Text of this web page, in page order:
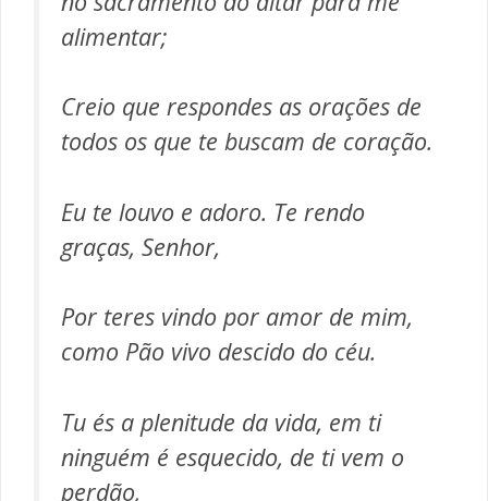
alimentar;
Creio que respondes as orações de
todos os que te buscam de coração.
Eu te louvo e adoro. Te rendo
graças, Senhor,
Por teres vindo por amor de mim,
como Pão vivo descido do céu.
Tu és a plenitude da vida, em ti
ninguém é esquecido, de ti vem o
perdão,